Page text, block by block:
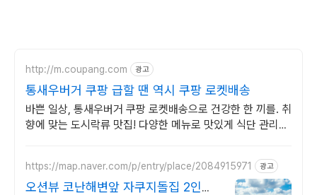
http://m.coupang.com 광고
통새우버거 쿠팡 급할 땐 역시 쿠팡 로켓배송
바쁜 일상, 통새우버거 쿠팡 로켓배송으로 건강한 한 끼를. 취
향에 맞는 도시락류 맛집! 다양한 메뉴로 맛있게 식단 관리하
https://map.naver.com/p/entry/place/2084915971 광고
오션뷰 코난해변앞 자쿠지돌집 2인